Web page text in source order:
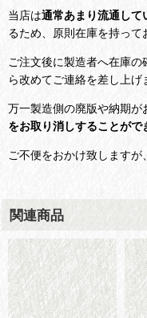
当店は通常あまり流通して
るため、原則在庫を持って
ご注文後に製造者へ在庫
ら改めてご連絡を差し上げ
万一製造側の廃版や納期
をお取り消しすることがで
ご不便をおかけ致しますが
関連商品